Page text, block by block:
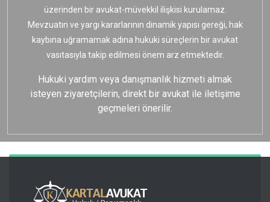
üzerinden bir avukat-müvekkil ilişkisi kurulamaz.
Mevzuatın ve yargı kararlarının dinamik yapısı gereği, hak
kaybına uğramamak adına hukuki süreçlerin bir avukat
vasıtasıyla takip edilmesi önem arz etmektedir.
Hukuki yardım veya danışmanlık hizmeti almak
isteyen ziyaretçilerin, direkt bir avukat ile iletişime
geçmeleri önerilir.